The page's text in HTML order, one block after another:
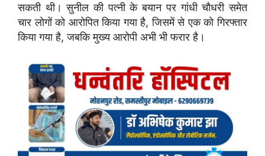
सकती थी। सुनील की पत्नी के बयान पर गांधी चौधरी समेत
चार लोगों को आरोपित किया गया है, जिसमें से एक को गिरफ्तार
किया गया है, जबकि मुख्य आरोपी अभी भी फरार है।